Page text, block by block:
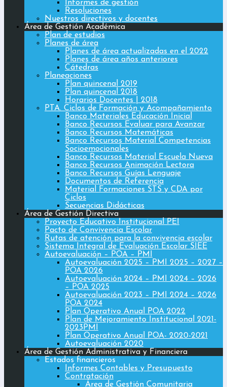
Informes de gestión
Resoluciones
Nuestros directivos y docentes
Área de Gestión Académica
Plan de estudios
Planes de área
Planes de área actualizadas en el 2022
Planes de área años anteriores
Cátedras
Planeaciones
Plan quincenal 2019
Plan quincenal 2018
Horarios Docentes | 2018
PTA. Ciclos de Formación y Acompañamiento
Banco Materiales Educación Inicial
Banco Recursos Evaluar para Avanzar
Banco Recursos Matemáticas
Banco Recursos Material Competencias
Socioemocionales
Banco Recursos Material Escuela Nueva
Banco Recursos Animación Lectora
Banco Recursos Guías Lenguaje
Documentos de Referencia
Material Formaciones STS y CDA por
Ciclos
Secuencias Didácticas
Área de Gestión Directiva
Proyecto Educativo Institucional PEI
Pacto de Convivencia Escolar
Rutas de atención para la convivencia escolar
Sistema Integral de Evaluación Escolar SIEE
Autoevaluación – POA – PMI
Autoevaluación 2025 – PMI 2025 – 2027 –
POA 2026
Autoevaluación 2024 – PMI 2024 – 2026
– POA 2025
Autoevaluación 2023 – PMI 2024 – 2026
POA 2024
Plan Operativo Anual POA 2022
Plan de Mejoramiento Institucional 2021-
2023PMI
Plan Operativo Anual POA- 2020-2021
Autoevaluación 2020
Área de Gestión Administrativa y Financiera
Estados financieros
Informes Contables y Presupuesto
Contratación
Área de Gestión Comunitaria